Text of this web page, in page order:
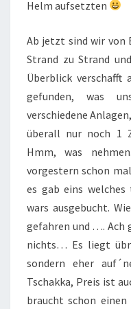
Helm aufsetzten
Ab jetzt sind wir von
Strand zu Strand
Überblick verschafft
gefunden, was
verschiedene
überall nur noch 1
Hmm, was
vorgestern schon
es gab eins
wars ausgebucht.
gefahren und …. Ach
nichts… Es liegt
sondern eher
Tschakka, Preis ist
braucht schon